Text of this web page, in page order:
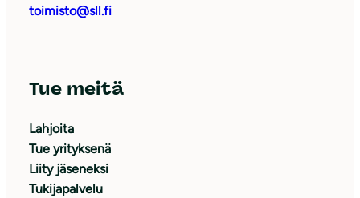
toimisto@sll.fi
Tue meitä
Lahjoita
Tue yrityksenä
Liity jäseneksi
Tukijapalvelu